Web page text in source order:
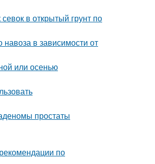
в открытый грунт по
навоза в зависимости от
или осенью
простаты
по